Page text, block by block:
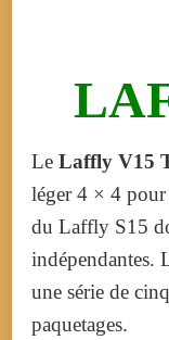
Le Laffly V15
léger 4 × 4
du Laffly S15
indépendantes.
une série de
paquetages.